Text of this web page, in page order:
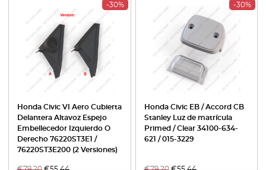
-30%
Honda Civic VI Aero Cubierta
Delantera Altavoz Espejo
Embellecedor Izquierdo O
Derecho 76220ST3E1 /
76220ST3E200 (2 Versiones)
-30%
Honda Civic EB / Accord CB
Stanley Luz de matrícula
Primed / Clear 34100-634-
621 / 015-3229